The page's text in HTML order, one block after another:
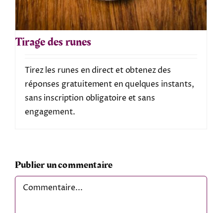
Tirage des runes
Tirez les runes en direct et obtenez des
réponses gratuitement en quelques instants,
sans inscription obligatoire et sans
engagement.
Publier un commentaire
Comment